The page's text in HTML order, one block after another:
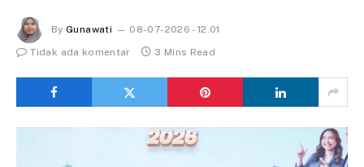
By Gunawati
08-07-2026 - 12.01
Tidak ada komentar
3 Mins Read